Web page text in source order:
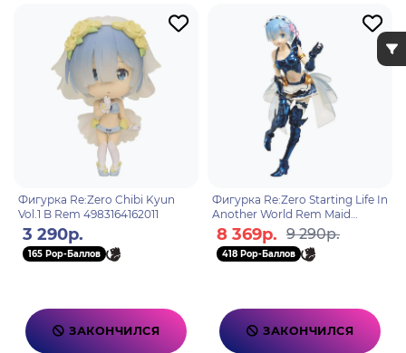
Фигурка Re:Zero Chibi Kyun
Vol.1 B Rem 4983164162011
3 290р.
165 Pop-Баллов
ЗАКОНЧИЛСЯ
Фигурка Re:Zero Starting Life In
Another World Rem Maid
Armour 4983164190830
8 369р. 9 290р.
418 Pop-Баллов
ЗАКОНЧИЛСЯ